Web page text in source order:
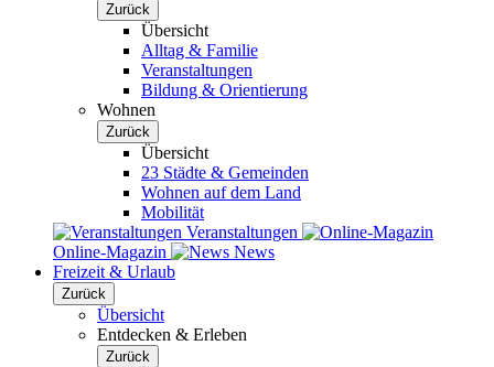
Zurück
Übersicht
Alltag & Familie
Veranstaltungen
Bildung & Orientierung
Wohnen
Zurück
Übersicht
23 Städte & Gemeinden
Wohnen auf dem Land
Mobilität
Veranstaltungen
Online-Magazin
News
Freizeit & Urlaub
Zurück
Übersicht
Entdecken & Erleben
Zurück